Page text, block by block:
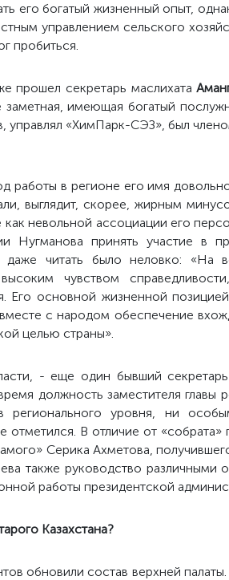
его богатый жизненный опыт,
управлением сельского
пробиться.
прошел секретарь маслихата
имеющая богатый
управлял «ХимПарк-СЭЗ», был
в регионе его имя
выглядит, скорее, жирным
невольной ассоциации его
Нугманова принять участие в
читать было неловко: «На
чувством
основной жизненной
с народом обеспечение
целью страны».
- еще один бывший
должность заместителя главы
регионального уровня, ни
В отличие от «собрата»
Серика Ахметова,
также руководство различными
работы президентской
Казахстана?
обновили состав верхней